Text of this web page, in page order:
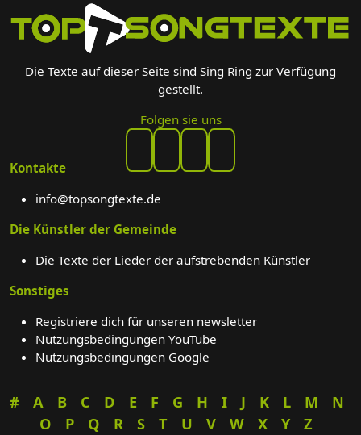
Die Texte auf dieser Seite sind Sing Ring zur Verfügung
gestellt.
Folgen sie uns
Kontakte
info@topsongtexte.de
Die Künstler der Gemeinde
Die Texte der Lieder der aufstrebenden Künstler
Sonstiges
Registriere dich für unseren newsletter
Nutzungsbedingungen YouTube
Nutzungsbedingungen Google
# A B C D E F G H I J K L M
N
O
P Q R S T U V W X Y Z